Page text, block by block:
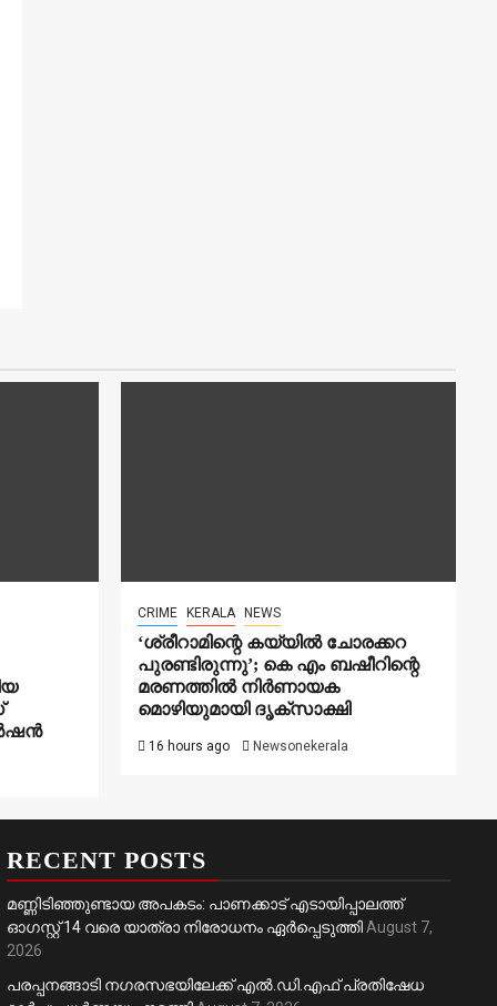
CRIME KERALA NEWS
‘ശ്രീറാമിന്റെ കയ്യിൽ ചോരക്കറ
പുരണ്ടിരുന്നു’; കെ എം ബഷീറിന്റെ
മരണത്തിൽ നിർണായക
മൊഴിയുമായി ദൃക്‌സാക്ഷി
16 hours ago Newsonekerala
RECENT POSTS
മണ്ണിടിഞ്ഞുണ്ടായ അപകടം: പാണക്കാട് എടായിപ്പാലത്ത്
ഓഗസ്റ്റ് 14 വരെ യാത്രാ നിരോധനം ഏര്‍പ്പെടുത്തി August 7,
2026
പരപ്പനങ്ങാടി നഗരസഭയിലേക്ക് എൽ.ഡി.എഫ് പ്രതിഷേധ